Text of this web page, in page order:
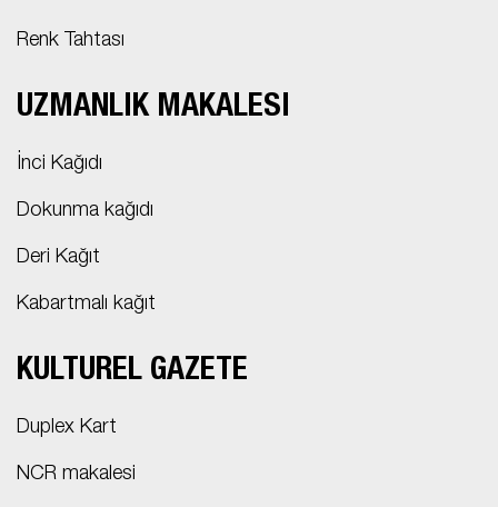
Renk Tahtası
UZMANLIK MAKALESI
İnci Kağıdı
Dokunma kağıdı
Deri Kağıt
Kabartmalı kağıt
KÜLTÜREL GAZETE
Duplex Kart
NCR makalesi